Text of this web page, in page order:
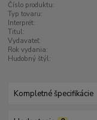
Číslo produktu:
Typ tovaru:
Interprét:
Titul:
Vydavateľ:
Rok vydania:
Hudobný štýl:
Kompletné špecifikácie